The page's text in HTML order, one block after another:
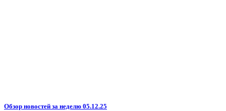
Обзор новостей за неделю 05.12.25